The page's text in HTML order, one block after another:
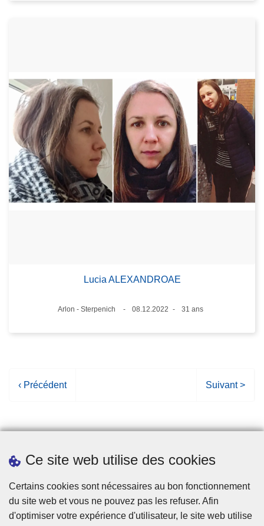
Ce site web utilise des cookies
Certains cookies sont nécessaires au bon fonctionnement
du site web et vous ne pouvez pas les refuser. Afin
d'optimiser votre expérience d'utilisateur, le site web utilise
Lucia ALEXANDROAE
Lieux
Arlon - Sterpenich
08.12.2022
31 ans
P
e
r
c
é
d
‹ Précédent
P
e
u
v
a
n
Suivant >
Statistiques